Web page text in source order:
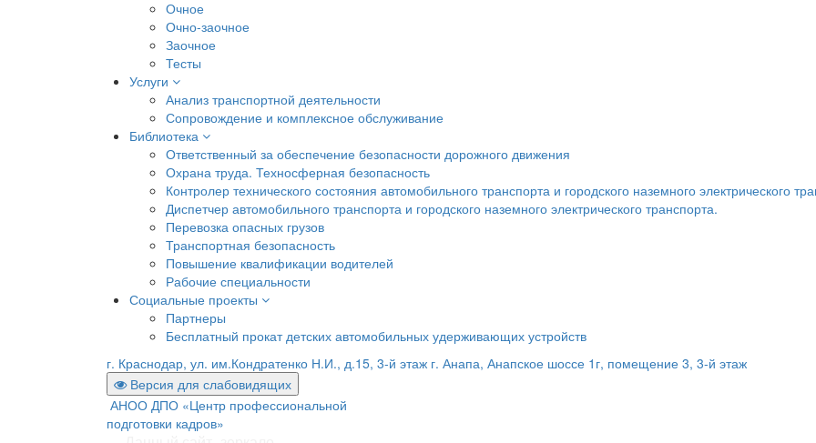
Очное
Очно-заочное
Заочное
Тесты
Услуги
Анализ транспортной деятельности
Сопровождение и комплексное обслуживание
Библиотека
Ответственный за обеспечение безопасности дорожного движения
Охрана труда. Техносферная безопасность
Контролер технического состояния автомобильного транспорта и городского наземного электрического
Диспетчер автомобильного транспорта и городского наземного электрического транспорта.
Перевозка опасных грузов
Транспортная безопасность
Повышение квалификации водителей
Рабочие специальности
Социальные проекты
Партнеры
Бесплатный прокат детских автомобильных удерживающих устройств
г. Краснодар, ул. им.Кондратенко Н.И., д.15, 3-й этаж г. Анапа, Анапское шоссе 1г, помещение 3, 3-й этаж
Версия для слабовидящих
АНОО ДПО «Центр профессиональной
подготовки кадров»